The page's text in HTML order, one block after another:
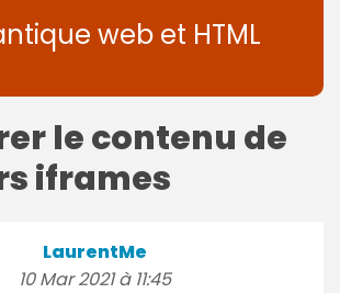
web et HTML
le contenu de
iframes
LaurentMe
10 Mar 2021 à 11:45